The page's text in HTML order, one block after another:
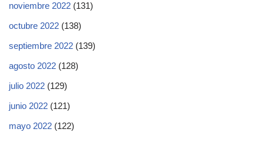
noviembre 2022 (131)
octubre 2022 (138)
septiembre 2022 (139)
agosto 2022 (128)
julio 2022 (129)
junio 2022 (121)
mayo 2022 (122)